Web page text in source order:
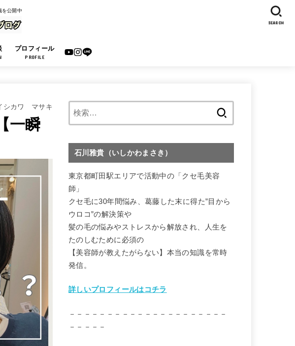
を公開中
プロフィール
PROFILE
SEARCH
シカワ マサキ
一瞬
石川雅貴（いしかわまさき）
東京都町田駅エリアで活動中の「クセ毛美容
師」
クセ毛に30年間悩み、葛藤した末に得た”目から
ウロコ”の解決策や
髪の毛の悩みやストレスから解放され、人生を
たのしむために必須の
【美容師が教えたがらない】本当の知識を常時
発信。
詳しいプロフィールはコチラ
－－－－－－－－－－－－－－－－－－－－－
－－－－－